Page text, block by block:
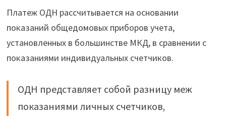
Платеж ОДН рассчитывается на основании
показаний общедомовых приборов учета,
установленных в большинстве МКД, в сравнении с
показаниями индивидуальных счетчиков.
ОДН представляет собой разницу меж
показаниями личных счетчиков,